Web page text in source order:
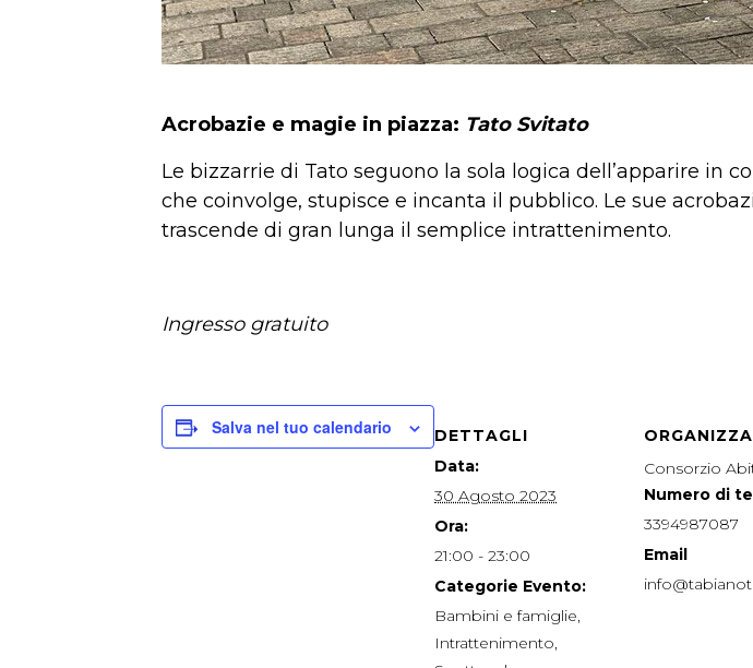
Acrobazie e magie in piazza: Tato Svitato
Le bizzarrie di Tato seguono la sola logica dell’apparire in
che coinvolge, stupisce e incanta il pubblico. Le sue
trascende di gran lunga il semplice intrattenimento.
Ingresso gratuito
Salva nel tuo calendario
DETTAGLI
Data:
30 Agosto 2023
Ora:
21:00 - 23:00
Categorie Evento:
Bambini e famiglie,
Intrattenimento,
Consorzio
Numero di
3394987087
Email